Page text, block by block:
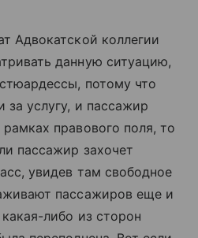
Адвокатской коллегии
данную ситуацию,
потому что
за услугу, и пассажир
правового поля, то
пассажир захочет
увидев там свободное
пассажиров еще и
либо из сторон